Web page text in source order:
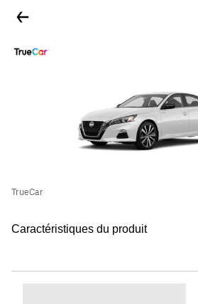
TrueCar
Caractéristiques du produit